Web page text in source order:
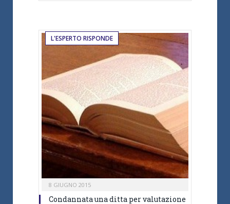
L'ESPERTO RISPONDE
8 GIUGNO 2015
Condannata una ditta per valutazione